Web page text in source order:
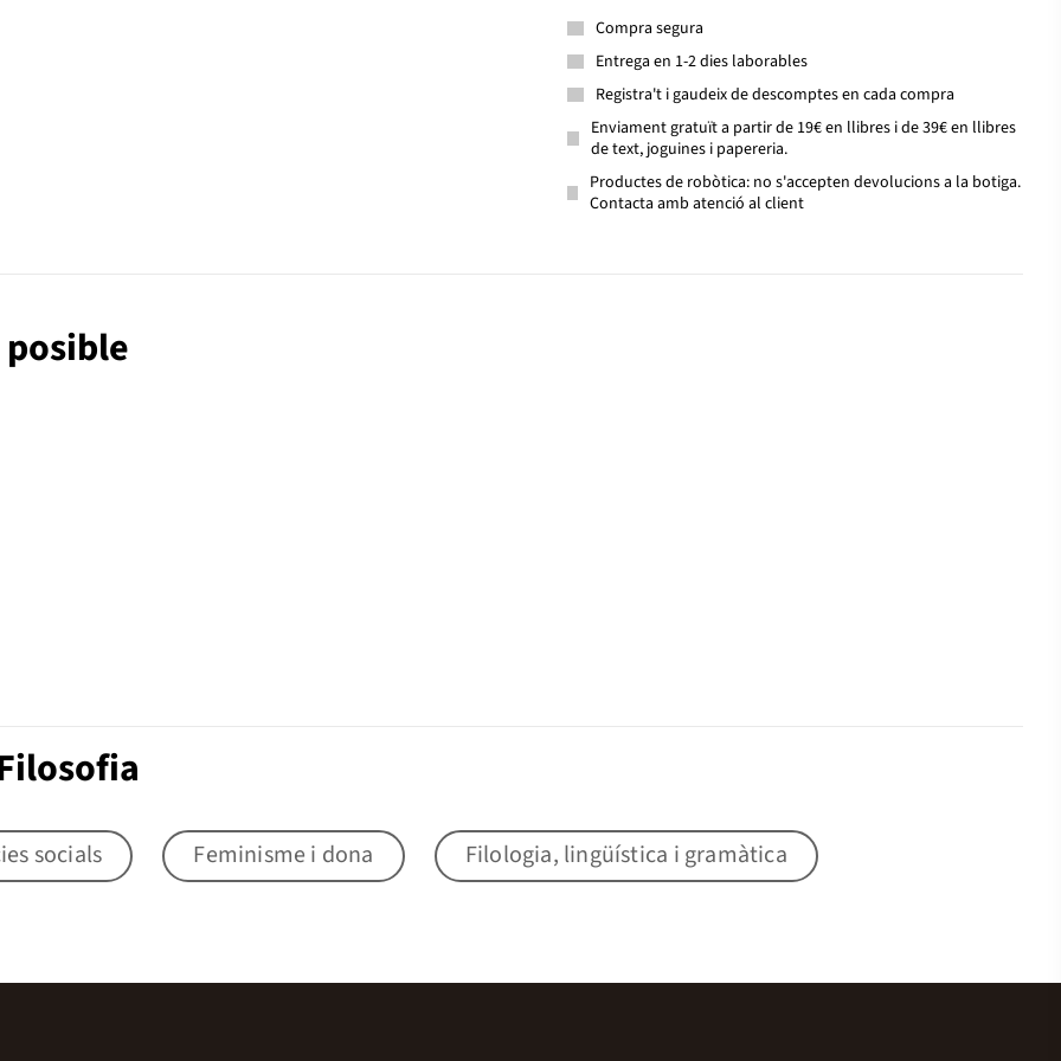
Compra segura
Entrega en 1-2 dies laborables
Registra't i gaudeix de descomptes en cada compra
Enviament gratuït a partir de 19€ en llibres i de 39€ en llibres
de text, joguines i papereria.
Productes de robòtica: no s'accepten devolucions a la botiga.
Contacta amb atenció al client
socials Feminisme i dona Filologia, lingüística i gramàtica